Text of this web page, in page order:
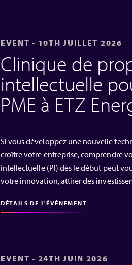
EVENT - 10TH JUILLET 2026
Clinique de
intellectuelle
PME à ETZ
Si vous développez une nouvelle
croître votre entreprise, comprendre
intellectuelle (PI) dès le début peut
votre innovation, attirer des
DÉTAILS DE L'ÉVÉNEMENT
EVENT - 24TH JUIN 2026